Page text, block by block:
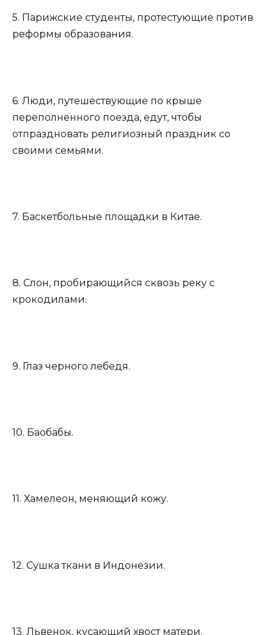
5. Парижские студенты, протестующие против
реформы образования.
6. Люди, путешествующие по крыше
переполненного поезда, едут, чтобы
отпраздновать религиозный праздник со
своими семьями.
7. Баскетбольные площадки в Китае.
8. Слон, пробирающийся сквозь реку с
крокодилами.
9. Глаз черного лебедя.
10. Баобабы.
11. Хамелеон, меняющий кожу.
12. Сушка ткани в Индонезии.
13. Львенок, кусающий хвост матери.